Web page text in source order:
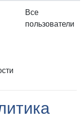
Все
пользователи